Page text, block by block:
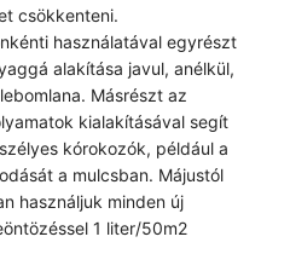
csökkenteni.
használatával egyrészt
alakítása javul, anélkül,
Másrészt az
kialakításával segít
kórokozók, például a
a mulcsban. Májustól
használjuk minden új
1 liter/50m2